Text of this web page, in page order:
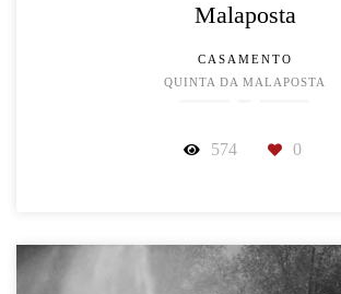
Malaposta
CASAMENTO
QUINTA DA MALAPOSTA
574 0